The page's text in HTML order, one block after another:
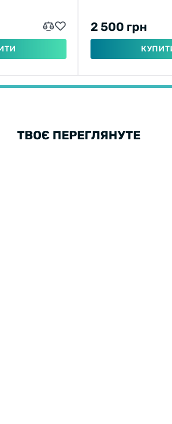
2 500 грн
ТВОЄ ПЕРЕГЛЯНУТЕ